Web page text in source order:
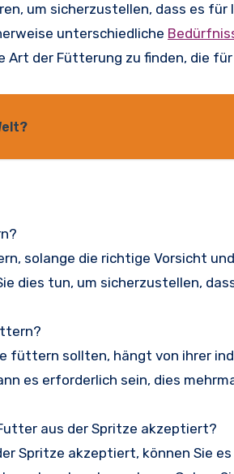
um sicherzustellen, dass es für
unterschiedliche
Art der Fütterung zu finden, die
solange die richtige Vorsicht
dies tun, um sicherzustellen,
füttern sollten, hängt von ihrer
es erforderlich sein, dies
aus der Spritze akzeptiert?
Spritze akzeptiert, können Sie